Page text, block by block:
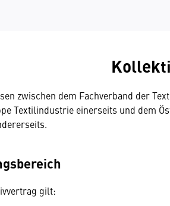
zwischen dem Fachverband der
Textilindustrie einerseits und dem
gilt: